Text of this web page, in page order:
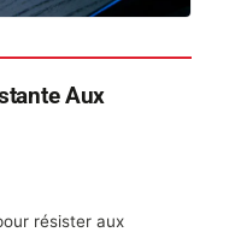
Aux
résister aux